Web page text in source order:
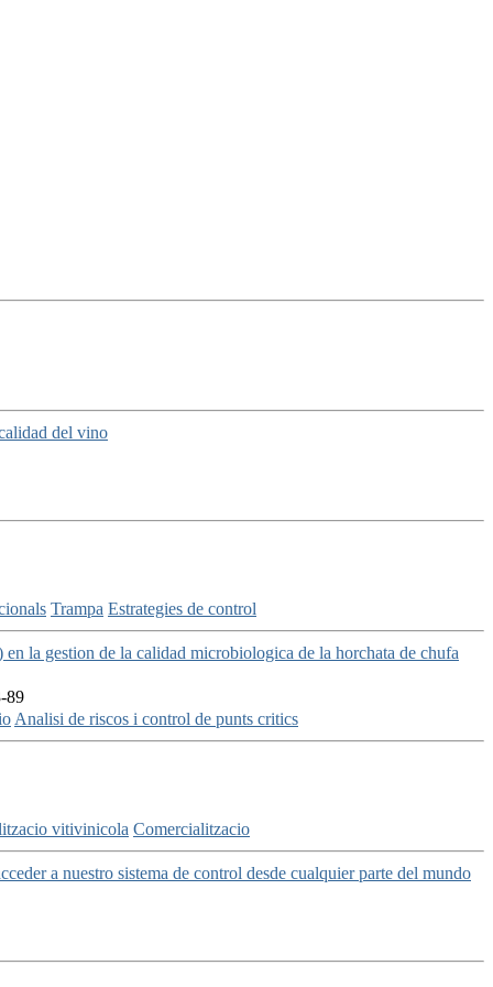
del vino
Trampa Estrategies de control
la gestion de la calidad microbiologica de la horchata de chufa
89
Analisi de riscos i control de punts critics
vitivinicola Comercialitzacio
a nuestro sistema de control desde cualquier parte del mundo